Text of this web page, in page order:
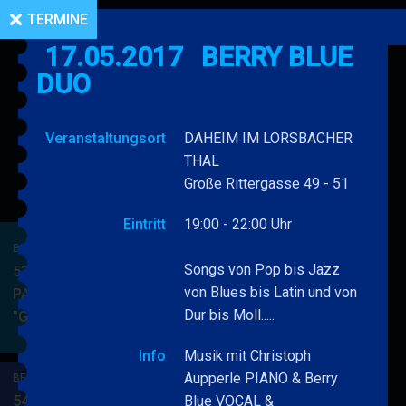
BERRY BLUE & BAND
53. JAZZ Matinee in den
PARKSIDE STUDIOS
"Gypsy Jazz"
&
BERRY BLUE & BAND
54. JAZZ Matinee in den
TERMINE
17.05.2017
BERRY BLUE
DUO
Veranstaltungsort
DAHEIM IM LORSBACHER
THAL
Große Rittergasse 49 - 51
Eintritt 19:00 - 22:00 Uhr
Songs von Pop bis Jazz
von Blues bis Latin und von
Dur bis Moll.....
Info
Musik mit Christoph
Aupperle PIANO & Berry
Blue VOCAL &